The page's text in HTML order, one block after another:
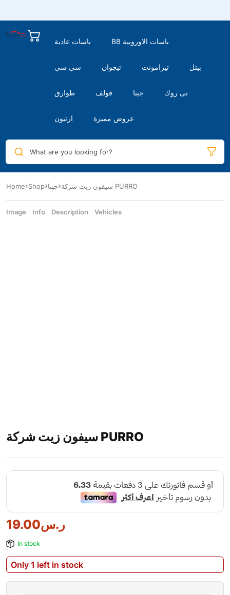
باسات عادية B8 باسات الاوروبية
سي سي تيجوان تيرامونت بيتل
طوارق قولف جيتا تى روك
ارتيون عروض مميزة
What are you looking for?
Home Shop جيتا سيفون زيت شركة PURRO
Image Info Description Vehicles
سيفون زيت شركة PURRO
ر.س19.00
In stock
Only 1 left in stock